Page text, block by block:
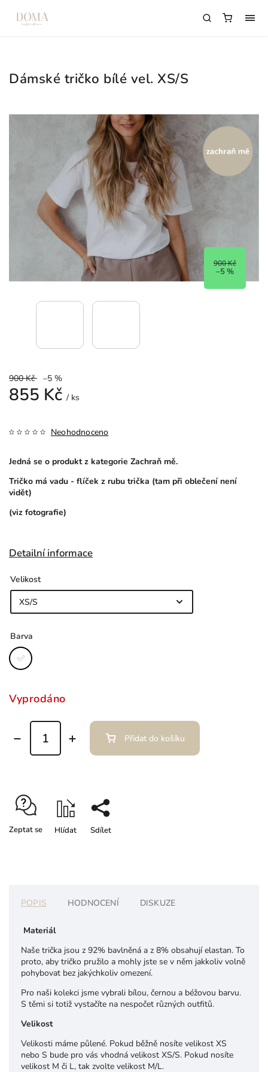
Dámské tričko bílé vel. XS/S
900 Kč
–5 %
900 Kč –5 %
855 Kč / ks
Neohodnoceno
Jedná se o produkt z kategorie Zachraň mě.
Tričko má vadu - flíček z rubu trička (tam při oblečení není
vidět)
(viz fotografie)
Detailní informace
Velikost
Barva
Vyprodáno
Přidat do košíku
Zeptat se Hlídat Sdílet
POPIS HODNOCENÍ DISKUZE
Materiál
Naše trička jsou z 92% bavlněná a z 8% obsahují elastan. To
proto, aby tričko pružilo a mohly jste se v něm jakkoliv volně
pohybovat bez jakýchkoliv omezení.
Pro naši kolekci jsme vybrali bílou, černou a béžovou barvu.
S těmi si totiž vystačíte na nespočet různých outfitů.
Velikost
Velikosti máme půlené. Pokud běžně nosíte velikost XS
nebo S bude pro vás vhodná velikost XS/S. Pokud nosíte
velikost M či L, tak zvolte velikost M/L.